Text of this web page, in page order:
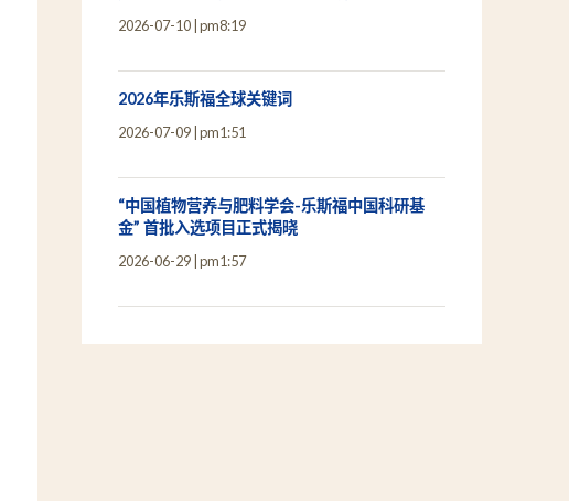
2026-07-10 pm8:19
2026年乐斯福全球关键词
2026-07-09 pm1:51
“中国植物营养与肥料学会-乐斯福中国科研基
金” 首批入选项目正式揭晓
2026-06-29 pm1:57